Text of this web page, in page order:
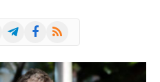
TelegramFacebook
RSS